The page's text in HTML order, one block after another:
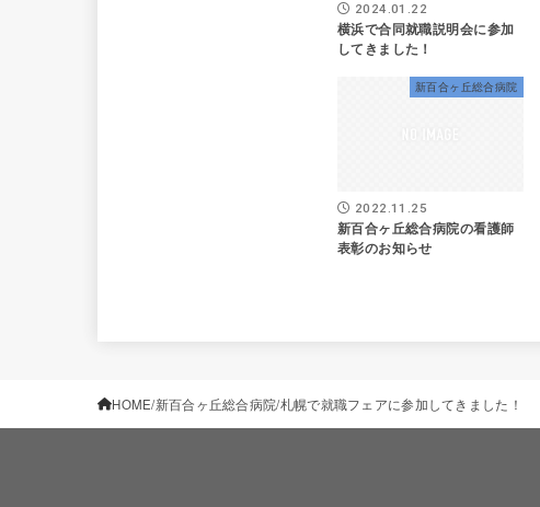
2024.01.22
横浜で合同就職説明会に参加
してきました！
新百合ヶ丘総合病院
2022.11.25
新百合ヶ丘総合病院の看護師
表彰のお知らせ
HOME 新百合ヶ丘総合病院 札幌で就職フェアに参加してきました！